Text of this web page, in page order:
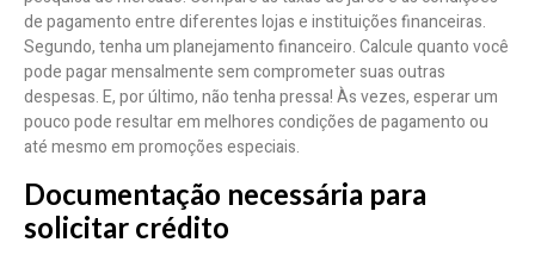
de pagamento entre diferentes lojas e instituições financeiras.
Segundo, tenha um planejamento financeiro. Calcule quanto você
pode pagar mensalmente sem comprometer suas outras
despesas. E, por último, não tenha pressa! Às vezes, esperar um
pouco pode resultar em melhores condições de pagamento ou
até mesmo em promoções especiais.
Documentação necessária para
solicitar crédito